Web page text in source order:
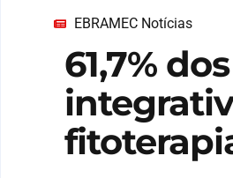
EBRAMEC Notícias
61,7%